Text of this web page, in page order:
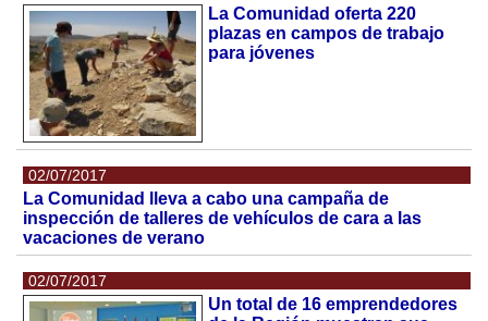
La Comunidad oferta 220
plazas en campos de trabajo
para jóvenes
02/07/2017
La Comunidad lleva a cabo una campaña de
inspección de talleres de vehículos de cara a las
vacaciones de verano
02/07/2017
Un total de 16 emprendedores